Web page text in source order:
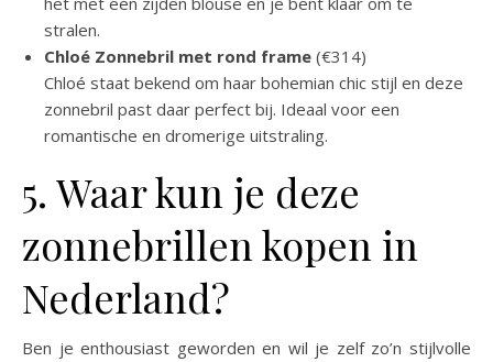
stralen.
Chloé Zonnebril met rond frame (€314)
Chloé staat bekend om haar bohemian chic stijl en deze
zonnebril past daar perfect bij. Ideaal voor een
romantische en dromerige uitstraling.
5. Waar kun je deze
zonnebrillen kopen in
Nederland?
Ben je enthousiast geworden en wil je zelf zo’n stijlvolle